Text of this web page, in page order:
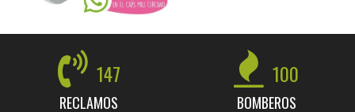
147
RECLAMOS
100
BOMBEROS